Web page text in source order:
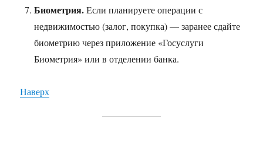
Биометрия.Если планируете операции с
недвижимостью (залог, покупка) — заранее сдайте
биометрию через приложение «Госуслуги
Биометрия» или в отделении банка.
Наверх